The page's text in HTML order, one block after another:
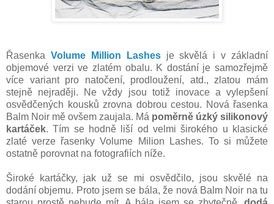
Řasenka Volume Million Lashesje skvělá i v základní
objemové verzi ve zlatém obalu. K dostání je samozřejmě
více variant pro natočení, prodloužení, atd., zlatou mám
stejně nejraději. Ne vždy jsou totiž inovace a vylepšení
osvědčených kousků zrovna dobrou cestou. Nová řasenka
Balm Noir mě ovšem zaujala. Má poměrně úzký silikonový
kartáček. Tím se hodně liší od velmi širokého u klasické
zlaté verze řasenky Volume Milion Lashes. To si můžete
ostatně porovnat na fotografiích níže.
Široké kartáčky, jak už se mi osvědčilo, jsou skvělé na
dodání objemu. Proto jsem se bála, že nová Balm Noir na tu